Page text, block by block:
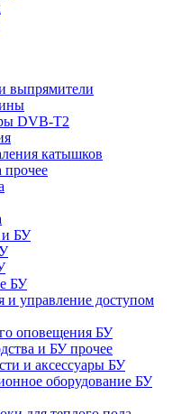
выпрямители
DVB-T2
катышков
прочее
и БУ
БУ
и управление доступом
оповещения БУ
и БУ прочее
и аксессуары БУ
оборудование БУ